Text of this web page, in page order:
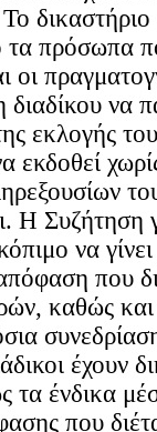
δικαστήριο
τα πρόσωπα
οι
διαδίκου να
εκλογής
εκδοθεί
Η Συζήτηση
να
που
καθώς
έχουν
ένδικα
που